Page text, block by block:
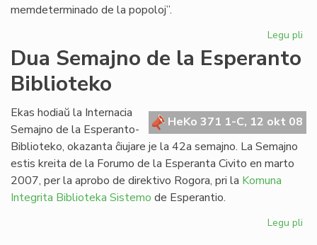
memdeterminado de la popoloj”.
Legu pli
Dua Semajno de la Esperanto
Biblioteko
HeKo 371 1-C, 12 okt 08
Ekas hodiaŭ la Internacia
Semajno de la Esperanto-
Biblioteko, okazanta ĉiujare je la 42a semajno. La Semajno
estis kreita de la Forumo de la Esperanta Civito en marto
2007, per la aprobo de direktivo Rogora, pri la Komuna
Integrita Biblioteka Sistemo de Esperantio.
Legu pli